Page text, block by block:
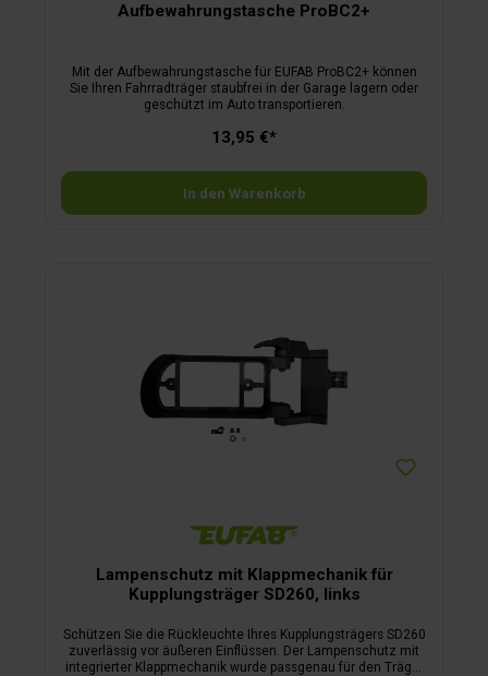
Aufbewahrungstasche ProBC2+
Mit der Aufbewahrungstasche für EUFAB ProBC2+ können
Sie Ihren Fahrradträger staubfrei in der Garage lagern oder
geschützt im Auto transportieren.
13,95 €*
In den Warenkorb
Lampenschutz mit Klappmechanik für
Kupplungsträger SD260, links
Schützen Sie die Rückleuchte Ihres Kupplungsträgers SD260
zuverlässig vor äußeren Einflüssen. Der Lampenschutz mit
integrierter Klappmechanik wurde passgenau für den Träger